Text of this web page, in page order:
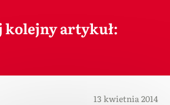
kolejny artykuł:
13 kwietnia 2014